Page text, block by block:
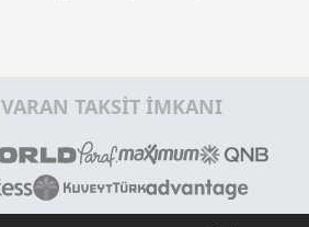
TAKSİT İMKANI